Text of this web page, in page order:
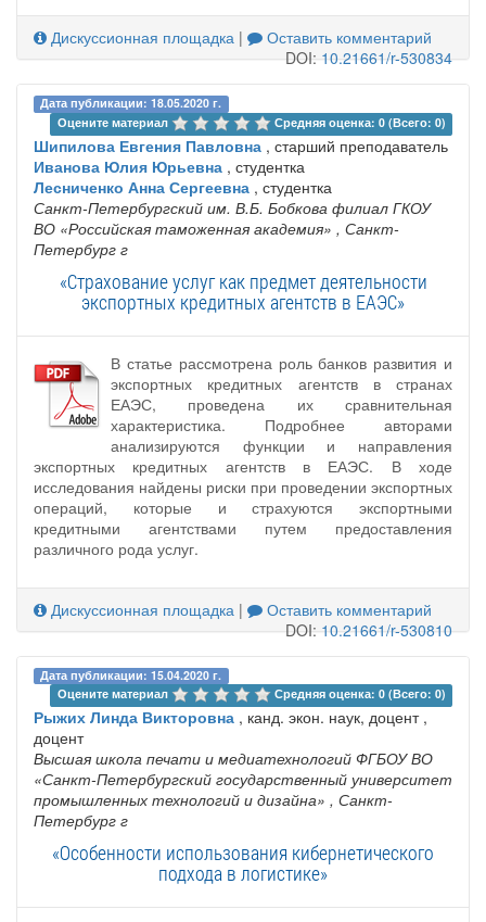
Дискуссионная площадка |
Оставить комментарий
DOI:10.21661/r-530834
Дата публикации: 18.05.2020 г.
Оцените материал
Средняя оценка: 0 (Всего: 0)
Шипилова Евгения Павловна , старший преподаватель
Иванова Юлия Юрьевна , студентка
Лесниченко Анна Сергеевна , студентка
Санкт-Петербургский им. В.Б. Бобкова филиал ГКОУ
ВО «Российская таможенная академия» , Санкт-
Петербург г
«Страхование услуг как предмет деятельности
экспортных кредитных агентств в ЕАЭС»
В статье рассмотрена роль банков развития и
экспортных кредитных агентств в странах
ЕАЭС, проведена их сравнительная
характеристика. Подробнее авторами
анализируются функции и направления
экспортных кредитных агентств в ЕАЭС. В ходе
исследования найдены риски при проведении экспортных
операций, которые и страхуются экспортными
кредитными агентствами путем предоставления
различного рода услуг.
Дискуссионная площадка |
Оставить комментарий
DOI:10.21661/r-530810
Дата публикации: 15.04.2020 г.
Оцените материал
Средняя оценка: 0 (Всего: 0)
Рыжих Линда Викторовна , канд. экон. наук, доцент ,
доцент
Высшая школа печати и медиатехнологий ФГБОУ ВО
«Санкт-Петербургский государственный университет
промышленных технологий и дизайна» , Санкт-
Петербург г
«Особенности использования кибернетического
подхода в логистике»